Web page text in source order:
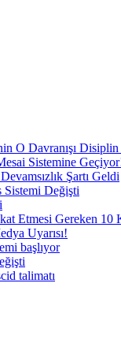
O Davranışı Disiplin
Sistemine
Şartı Geldi
Sistemi Değişti
Etmesi Gereken 10
Uyarısı!
başlıyor
talimatı